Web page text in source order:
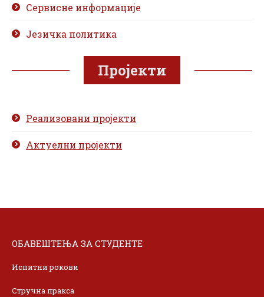
Сервисне информације
Језичка политика
Пројекти
Реализовани пројекти
Актуелни пројекти
ОБАВЕШТЕЊА ЗА СТУДЕНТЕ
Испитни рокови
Стручна пракса